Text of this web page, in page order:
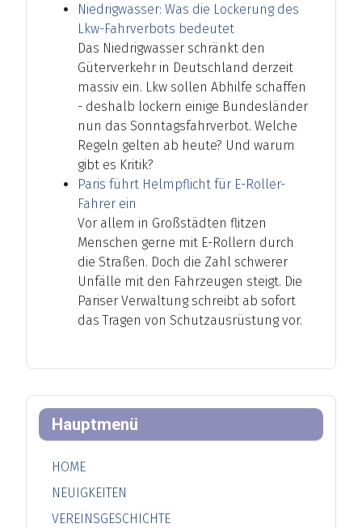
Hauptmenü
HOME
NEUIGKEITEN
VEREINSGESCHICHTE
Niedrigwasser: Was die Lockerung des
Lkw-Fahrverbots bedeutet
Das Niedrigwasser schränkt den
Güterverkehr in Deutschland derzeit
massiv ein. Lkw sollen Abhilfe schaffen
- deshalb lockern einige Bundesländer
nun das Sonntagsfahrverbot. Welche
Regeln gelten ab heute? Und warum
gibt es Kritik?
Paris führt Helmpflicht für E-Roller-
Fahrer ein
Vor allem in Großstädten flitzen
Menschen gerne mit E-Rollern durch
die Straßen. Doch die Zahl schwerer
Unfälle mit den Fahrzeugen steigt. Die
Pariser Verwaltung schreibt ab sofort
das Tragen von Schutzausrüstung vor.